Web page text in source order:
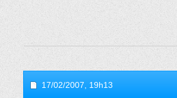
17/02/2007, 19h13